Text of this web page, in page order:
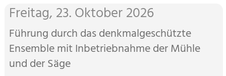
Freitag, 23. Oktober 2026
Führung durch das denkmal­geschützte
Ensemble mit Inbetrieb­nahme der Mühle
und der Säge